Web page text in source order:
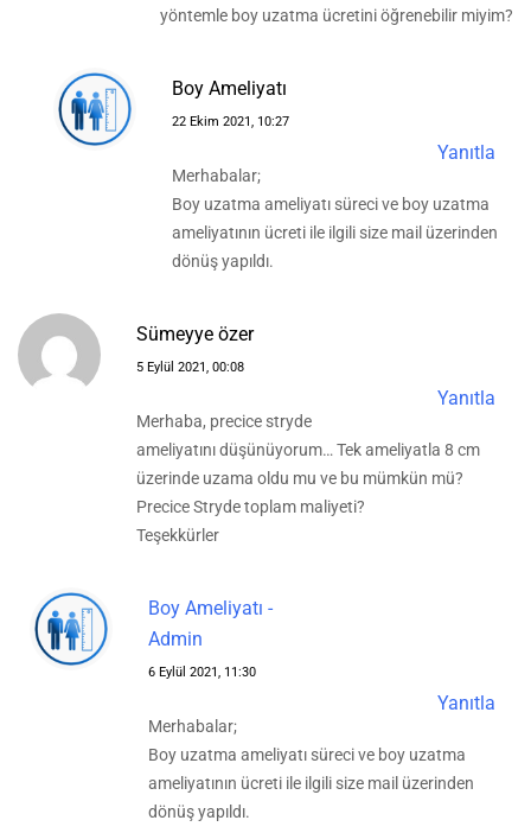
yöntemle boy uzatma ücretini öğrenebilir miyim?
Boy Ameliyatı
22 Ekim 2021, 10:27
Yanıtla
Merhabalar;
Boy uzatma ameliyatı süreci ve boy uzatma
ameliyatının ücreti ile ilgili size mail üzerinden
dönüş yapıldı.
Sümeyye özer
5 Eylül 2021, 00:08
Yanıtla
Merhaba, precice stryde
ameliyatını düşünüyorum… Tek ameliyatla 8 cm
üzerinde uzama oldu mu ve bu mümkün mü?
Precice Stryde toplam maliyeti?
Teşekkürler
Boy Ameliyatı -
Admin
6 Eylül 2021, 11:30
Yanıtla
Merhabalar;
Boy uzatma ameliyatı süreci ve boy uzatma
ameliyatının ücreti ile ilgili size mail üzerinden
dönüş yapıldı.